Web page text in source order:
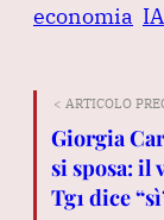
economia IA
< ARTICOLO
Giorgia
si sposa: il
Tg1 dice